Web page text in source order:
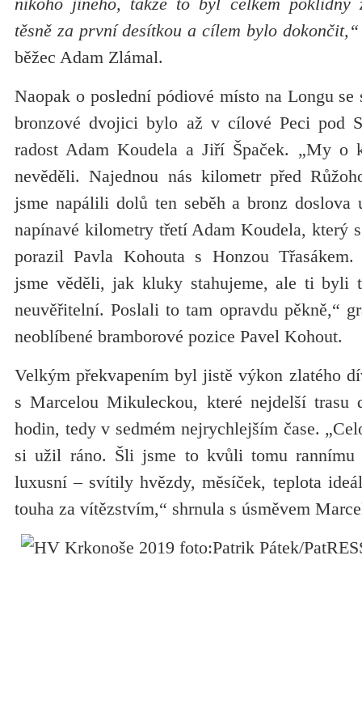
těsně za první desítkou a cílem bylo dokončit,“
běžec Adam Zlámal.
Naopak o poslední pódiové místo na Longu
bronzové dvojici bylo až v cílové Peci pod
radost Adam Koudela a Jiří Špaček. „My o
nevěděli. Najednou nás kilometr před
jsme napálili dolů ten seběh a bronz doslova
napínavé kilometry třetí Adam Koudela, který
porazil Pavla Kohouta s Honzou Třasákem.
jsme věděli, jak kluky stahujeme, ale ti byli
neuvěřitelní. Poslali to tam opravdu pěkně,“
neoblíbené bramborové pozice Pavel Kohout.
Velkým překvapením byl jistě výkon zlatého
s Marcelou Mikuleckou, které nejdelší trasu
hodin, tedy v sedmém nejrychlejším čase.
si užil ráno. Šli jsme to kvůli tomu
luxusní – svítily hvězdy, měsíček, teplota
touha za vítězstvím,“ shrnula s úsměvem